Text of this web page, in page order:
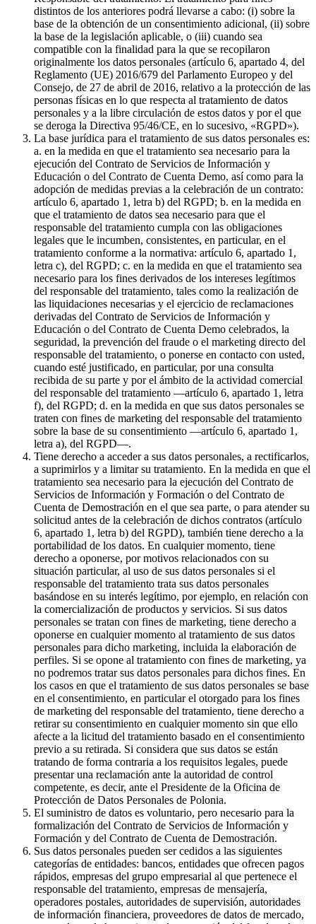
distintos de los anteriores podrá llevarse a cabo: (i) sobre la
base de la obtención de un consentimiento adicional, (ii) sobre
la base de la legislación aplicable, o (iii) cuando sea
compatible con la finalidad para la que se recopilaron
originalmente los datos personales (artículo 6, apartado 4, del
Reglamento (UE) 2016/679 del Parlamento Europeo y del
Consejo, de 27 de abril de 2016, relativo a la protección de las
personas físicas en lo que respecta al tratamiento de datos
personales y a la libre circulación de estos datos y por el que
se deroga la Directiva 95/46/CE, en lo sucesivo, «RGPD»).
La base jurídica para el tratamiento de sus datos personales es:
a. en la medida en que el tratamiento sea necesario para la
ejecución del Contrato de Servicios de Información y
Educación o del Contrato de Cuenta Demo, así como para la
adopción de medidas previas a la celebración de un contrato:
artículo 6, apartado 1, letra b) del RGPD; b. en la medida en
que el tratamiento de datos sea necesario para que el
responsable del tratamiento cumpla con las obligaciones
legales que le incumben, consistentes, en particular, en el
tratamiento conforme a la normativa: artículo 6, apartado 1,
letra c), del RGPD; c. en la medida en que el tratamiento sea
necesario para los fines derivados de los intereses legítimos
del responsable del tratamiento, tales como la realización de
las liquidaciones necesarias y el ejercicio de reclamaciones
derivadas del Contrato de Servicios de Información y
Educación o del Contrato de Cuenta Demo celebrados, la
seguridad, la prevención del fraude o el marketing directo del
responsable del tratamiento, o ponerse en contacto con usted,
cuando esté justificado, en particular, por una consulta
recibida de su parte y por el ámbito de la actividad comercial
del responsable del tratamiento —artículo 6, apartado 1, letra
f), del RGPD; d. en la medida en que sus datos personales se
traten con fines de marketing del responsable del tratamiento
sobre la base de su consentimiento —artículo 6, apartado 1,
letra a), del RGPD—.
Tiene derecho a acceder a sus datos personales, a rectificarlos,
a suprimirlos y a limitar su tratamiento. En la medida en que el
tratamiento sea necesario para la ejecución del Contrato de
Servicios de Información y Formación o del Contrato de
Cuenta de Demostración en el que sea parte, o para atender su
solicitud antes de la celebración de dichos contratos (artículo
6, apartado 1, letra b) del RGPD), también tiene derecho a la
portabilidad de los datos. En cualquier momento, tiene
derecho a oponerse, por motivos relacionados con su
situación particular, al uso de sus datos personales si el
responsable del tratamiento trata sus datos personales
basándose en su interés legítimo, por ejemplo, en relación con
la comercialización de productos y servicios. Si sus datos
personales se tratan con fines de marketing, tiene derecho a
oponerse en cualquier momento al tratamiento de sus datos
personales para dicho marketing, incluida la elaboración de
perfiles. Si se opone al tratamiento con fines de marketing, ya
no podremos tratar sus datos personales para dichos fines. En
los casos en que el tratamiento de sus datos personales se base
en el consentimiento, en particular el otorgado para los fines
de marketing del responsable del tratamiento, tiene derecho a
retirar su consentimiento en cualquier momento sin que ello
afecte a la licitud del tratamiento basado en el consentimiento
previo a su retirada. Si considera que sus datos se están
tratando de forma contraria a los requisitos legales, puede
presentar una reclamación ante la autoridad de control
competente, es decir, ante el Presidente de la Oficina de
Protección de Datos Personales de Polonia.
El suministro de datos es voluntario, pero necesario para la
formalización del Contrato de Servicios de Información y
Formación y del Contrato de Cuenta de Demostración.
Sus datos personales pueden ser cedidos a las siguientes
categorías de entidades: bancos, entidades que ofrecen pagos
rápidos, empresas del grupo empresarial al que pertenece el
responsable del tratamiento, empresas de mensajería,
operadores postales, autoridades de supervisión, autoridades
de información financiera, proveedores de datos de mercado,